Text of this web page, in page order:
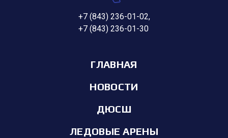
+7 (843) 236-01-02,
+7 (843) 236-01-30
ГЛАВНАЯ
НОВОСТИ
ДЮСШ
ЛЕДОВЫЕ АРЕНЫ